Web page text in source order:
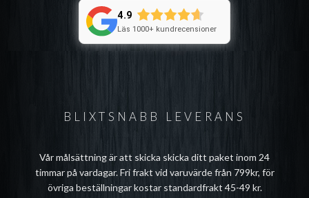
BLIXTSNABB LEVERANS
Vår målsättning är att skicka skicka ditt paket inom 24
timmar på vardagar. Fri frakt vid varuvärde från 799kr, för
övriga beställningar kostar standardfrakt 45-49 kr.
4.9
Läs 1000+ kundrecensioner